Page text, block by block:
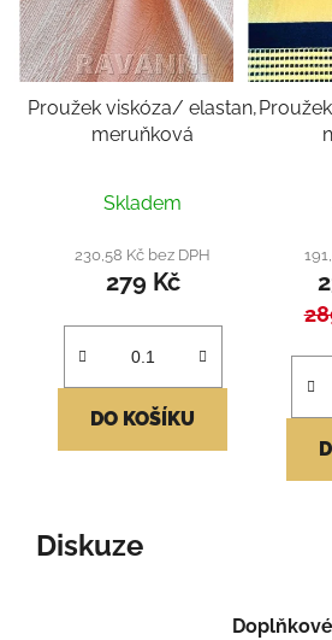
Proužek viskóza/ elastan,
meruňková
Skladem
230,58 Kč bez DPH
279 Kč
DO KOŠÍKU
Diskuze